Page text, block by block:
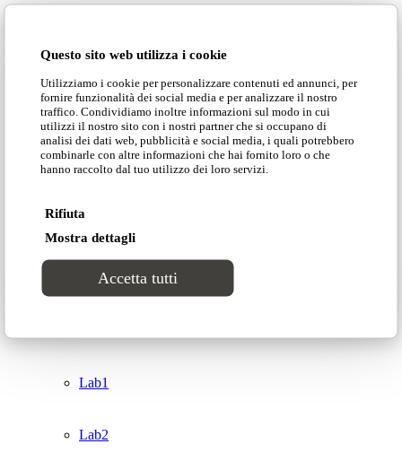
Questo sito web utilizza i cookie
Utilizziamo i cookie per personalizzare contenuti ed annunci, per
fornire funzionalità dei social media e per analizzare il nostro
traffico. Condividiamo inoltre informazioni sul modo in cui
utilizzi il nostro sito con i nostri partner che si occupano di
analisi dei dati web, pubblicità e social media, i quali potrebbero
combinarle con altre informazioni che hai fornito loro o che
hanno raccolto dal tuo utilizzo dei loro servizi.
Rifiuta
Mostra dettagli
Accetta tutti
Groove
Tracks
Sweet dreams
Lab1
Lab2
Domingo Salotti S.r.l. Str. della Romagna, 285 –
61121 Pesaro (PU) Italia
© Domingo | P. IVA 00165000415
Privacy Policy